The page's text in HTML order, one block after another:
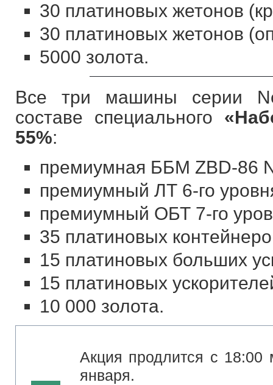
30 платиновых жетонов
30 платиновых жетонов
5000 золота.
Все три машины серии
составе специального
55%:
премиумная ББМ ZBD-86
премиумный ЛТ 6-го
премиумный ОБТ 7-го
35 платиновых
15 платиновых больших
15 платиновых
10 000 золота.
Акция продлится с
января.